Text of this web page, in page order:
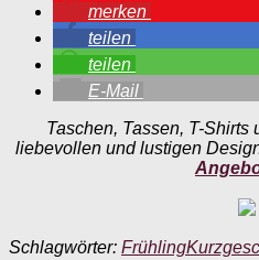
merken
teilen
teilen
E-Mail
Taschen, Tassen, T-Shirts
liebevollen und lustigen
Schlagwörter: Frühling